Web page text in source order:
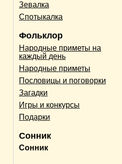
Зевалка
Спотыкалка
Фольклор
Народные приметы на
каждый день
Народные приметы
Пословицы и поговорки
Загадки
Игры и конкурсы
Подарки
Сонник
Сонник